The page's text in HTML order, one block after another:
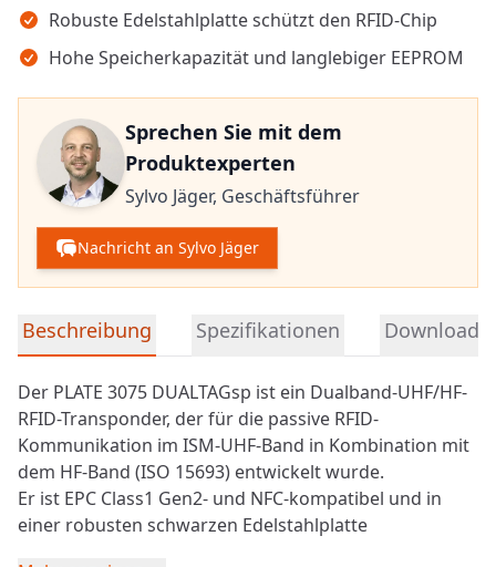
Robuste Edelstahlplatte schützt den RFID-Chip
Hohe Speicherkapazität und langlebiger EEPROM
Sprechen Sie mit dem
Produktexperten
Sylvo Jäger, Geschäftsführer
Nachricht an Sylvo Jäger
Detaillierte Produktinformationen
Beschreibung Spezifikationen Downloads
Der PLATE 3075 DUALTAGsp ist ein Dualband-UHF/HF-
RFID-Transponder, der für die passive RFID-
Kommunikation im ISM-UHF-Band in Kombination mit
dem HF-Band (ISO 15693) entwickelt wurde.
Er ist EPC Class1 Gen2- und NFC-kompatibel und in
einer robusten schwarzen Edelstahlplatte